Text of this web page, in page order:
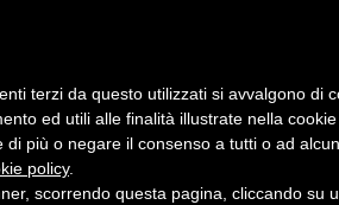
terzi da questo utilizzati si avvalgono di
ed utili alle finalità illustrate nella cookie
di più o negare il consenso a tutti o ad
policy.
scorrendo questa pagina, cliccando su